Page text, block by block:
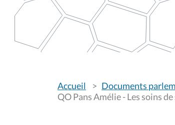
o
u
Accueil
Documents
QO Pans Amélie - Les soins